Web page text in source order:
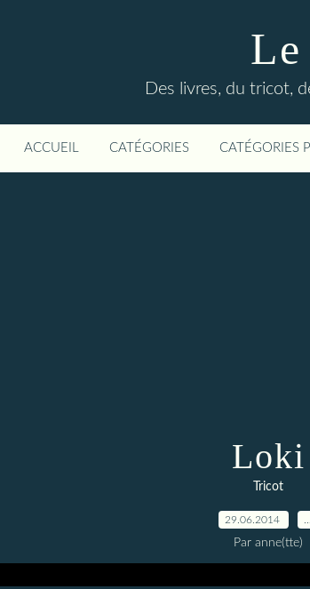
Des livres, du tricot,
ACCUEIL CATÉGORIES CATÉGORIES
Loki
Tricot
29.06.2014
Par anne(tte)